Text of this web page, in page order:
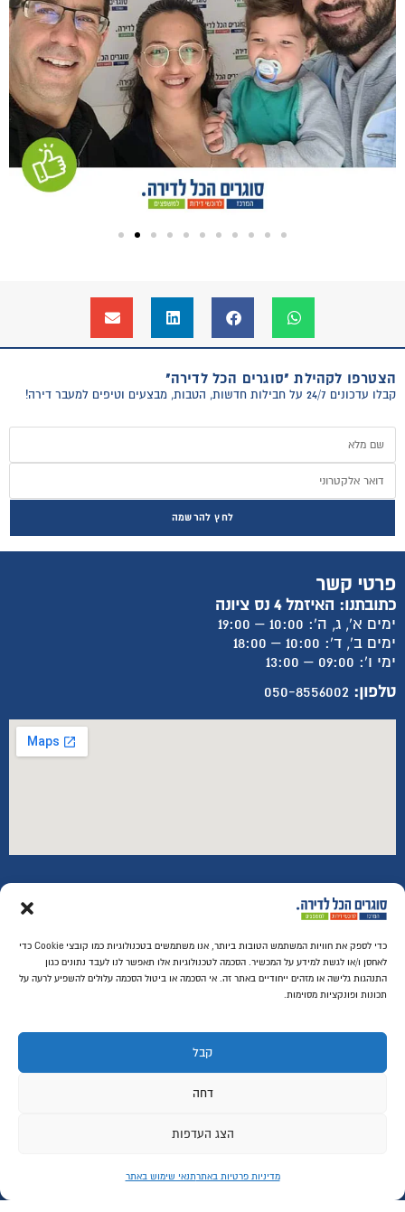
כדי לספק את חוויות המשתמש הטובות ביותר, אנו משתמשים בטכנולוגיות כמו קובצי Cookie כדי
לאחסן ו/או לגשת למידע על המכשיר. הסכמה לטכנולוגיות אלו תאפשר לנו לעבד נתונים כגון
התנהגות גלישה או מזהים ייחודיים באתר זה. אי הסכמה או ביטול הסכמה עלולים להשפיע לרעה על
תכונות ופונקציות מסוימות.
קבל
דחה
הצג העדפות
מדיניות פרטיות באתרתנאי שימוש באתר
הצטרפו לקהילת "סוגרים הכל לדירה"
קבלו עדכונים 24/7 על חבילות חדשות, הטבות, מבצעים וטיפים למעבר דירה!
לחץ להרשמה
פרטי קשר
כתובתנו: האיזמל 4 נס ציונה
ימים א', ג, ה': 10:00 – 19:00
ימים ב', ד': 10:00 – 18:00
ימי ו': 09:00 – 13:00
טלפון: 050-8556002
החשבון שלי
התחבר
הרשם
למה אנחנו?
צור קשר
רכישה מאובטחת SSL